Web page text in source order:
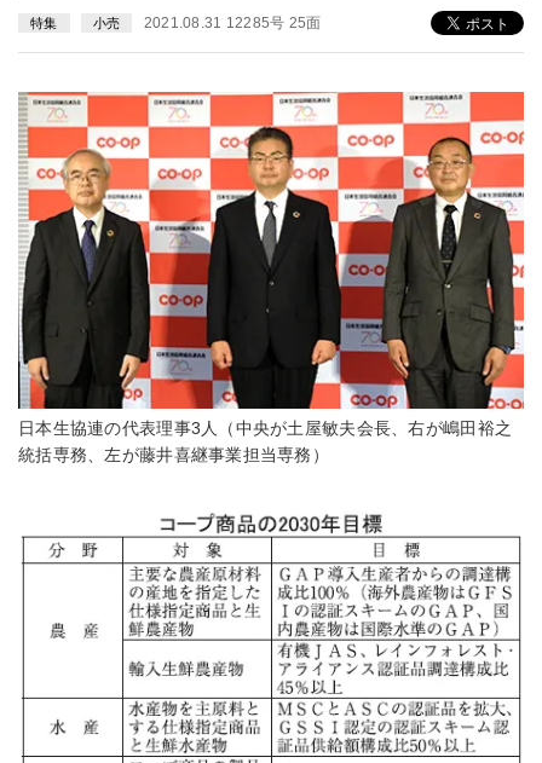
特集 小売 2021.08.31 12285号 25面
日本生協連の代表理事3人（中央が土屋敏夫会長、右が嶋田裕之
統括専務、左が藤井喜継事業担当専務）